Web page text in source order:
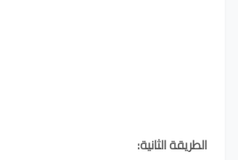
الطريقة الثانية: